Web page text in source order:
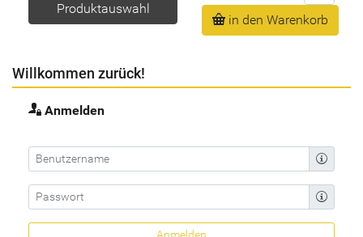
Produktauswahl
in den Warenkorb
Willkommen zurück!
Anmelden